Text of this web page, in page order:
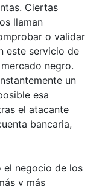
Ciertas
llaman
o validar
este servicio de
negro.
un
esa
el atacante
bancaria,
el negocio de los
y más